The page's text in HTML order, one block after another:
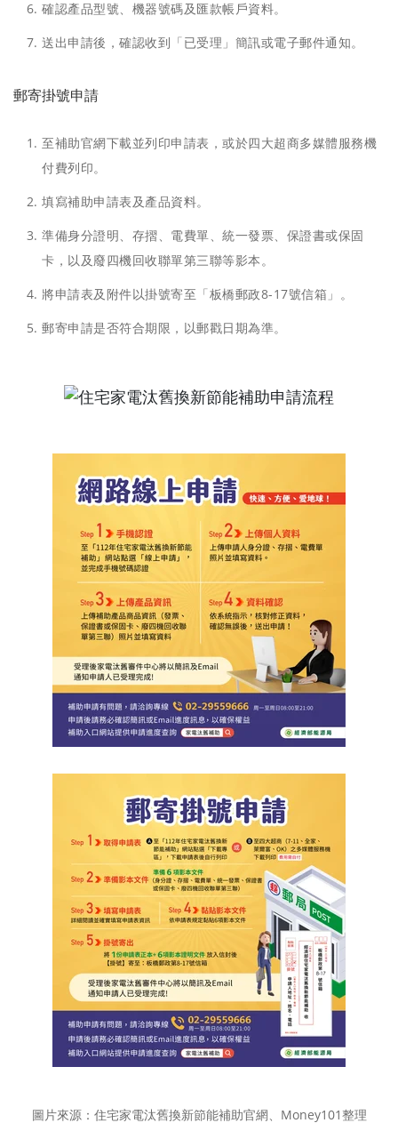
確認產品型號、機器號碼及匯款帳戶資料。
送出申請後，確認收到「已受理」簡訊或電子郵件通知。
郵寄掛號申請
至補助官網下載並列印申請表，或於四大超商多媒體服務機
付費列印。
填寫補助申請表及產品資料。
準備身分證明、存摺、電費單、統一發票、保證書或保固
卡，以及廢四機回收聯單第三聯等影本。
將申請表及附件以掛號寄至「板橋郵政8-17號信箱」。
郵寄申請是否符合期限，以郵戳日期為準。
圖片來源：住宅家電汰舊換新節能補助官網、Money101整理